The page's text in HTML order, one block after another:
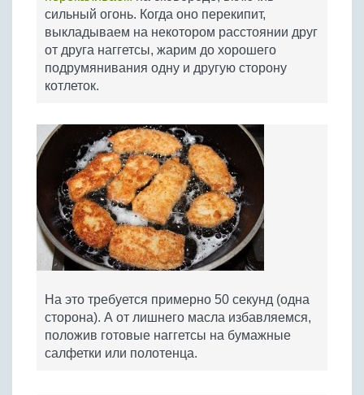
сильный огонь. Когда оно перекипит,
выкладываем на некотором расстоянии друг
от друга наггетсы, жарим до хорошего
подрумянивания одну и другую сторону
котлеток.
На это требуется примерно 50 секунд (одна
сторона). А от лишнего масла избавляемся,
положив готовые наггетсы на бумажные
салфетки или полотенца.